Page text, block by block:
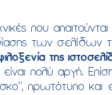
που
των σελίδων
της
πολύ αργή.
πρωτότυπο και